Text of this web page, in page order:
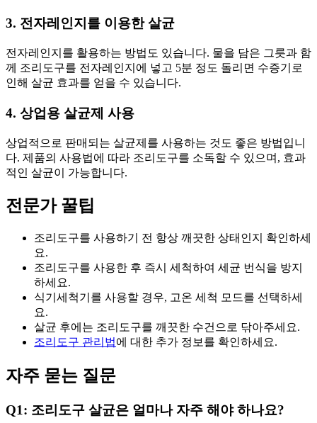
3. 전자레인지를 이용한 살균
전자레인지를 활용하는 방법도 있습니다. 물을 담은 그릇과 함
께 조리도구를 전자레인지에 넣고 5분 정도 돌리면 수증기로
인해 살균 효과를 얻을 수 있습니다.
4. 상업용 살균제 사용
상업적으로 판매되는 살균제를 사용하는 것도 좋은 방법입니
다. 제품의 사용법에 따라 조리도구를 소독할 수 있으며, 효과
적인 살균이 가능합니다.
전문가 꿀팁
조리도구를 사용하기 전 항상 깨끗한 상태인지 확인하세
요.
조리도구를 사용한 후 즉시 세척하여 세균 번식을 방지
하세요.
식기세척기를 사용할 경우, 고온 세척 모드를 선택하세
요.
살균 후에는 조리도구를 깨끗한 수건으로 닦아주세요.
조리도구 관리법에 대한 추가 정보를 확인하세요.
자주 묻는 질문
Q1: 조리도구 살균은 얼마나 자주 해야 하나요?